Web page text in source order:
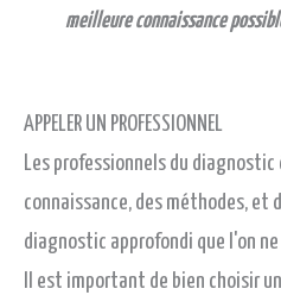
meilleure connaissance
APPELER UN PROFESSIONNEL
Les professionnels du
connaissance, des méthodes,
diagnostic approfondi que l'on
Il est important de bien choisir